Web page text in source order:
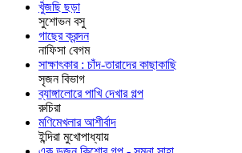
খুঁজছি ছড়া
সুশোভন বসু
গাছের ক্রন্দন
নাফিসা বেগম
সাক্ষাৎকার : চাঁদ-তারাদের কাছাকাছি
সৃজন বিভাগ
ব্যাঙ্গালোরে পাখি দেখার গল্প
রুচিরা
মণিমেখলার আশীর্বাদ
ইন্দিরা মুখোপাধ্যায়